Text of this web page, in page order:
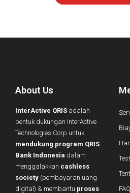
About Us
InterActive QRIS adalah
bentuk dukungan InterActive
Technologies Corp untuk
mendukung program QRIS
Bank Indonesia dalam
menggalakkan cashless
society (pembayaran uang
digital) & membantu proses
FAQ